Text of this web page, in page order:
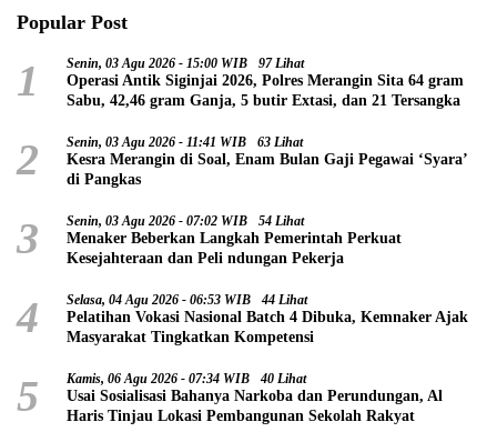
Popular Post
1 Senin, 03 Agu 2026 - 15:00 WIB 97 Lihat
Operasi Antik Siginjai 2026, Polres Merangin Sita 64 gram
Sabu, 42,46 gram Ganja, 5 butir Extasi, dan 21 Tersangka
2 Senin, 03 Agu 2026 - 11:41 WIB 63 Lihat
Kesra Merangin di Soal, Enam Bulan Gaji Pegawai ‘Syara’
di Pangkas
3 Senin, 03 Agu 2026 - 07:02 WIB 54 Lihat
Menaker Beberkan Langkah Pemerintah Perkuat
Kesejahteraan dan Peli ndungan Pekerja
4 Selasa, 04 Agu 2026 - 06:53 WIB 44 Lihat
Pelatihan Vokasi Nasional Batch 4 Dibuka, Kemnaker Ajak
Masyarakat Tingkatkan Kompetensi
5 Kamis, 06 Agu 2026 - 07:34 WIB 40 Lihat
Usai Sosialisasi Bahanya Narkoba dan Perundungan, Al
Haris Tinjau Lokasi Pembangunan Sekolah Rakyat